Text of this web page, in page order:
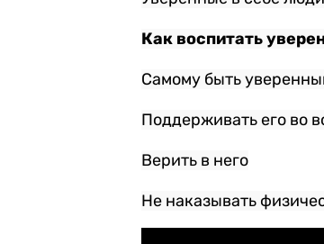
Как воспитать
Самому быть
Поддерживать его во
Верить в него
Не наказывать